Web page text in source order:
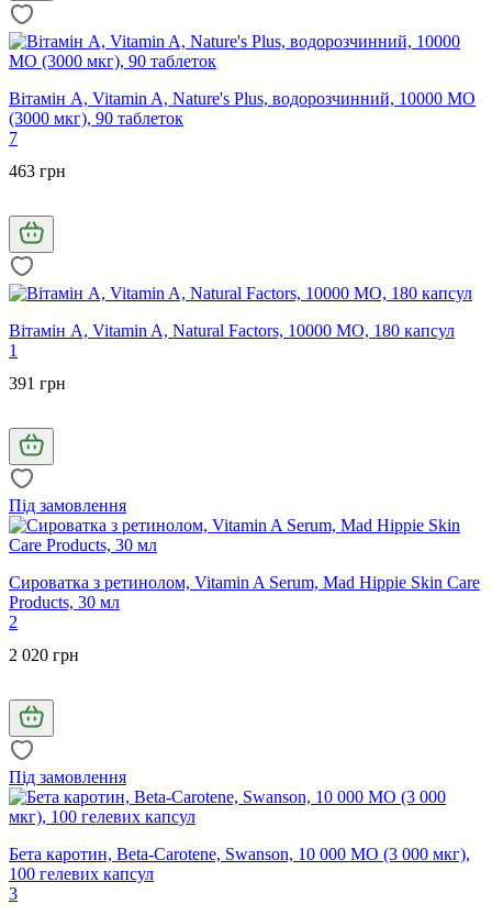
Вітамін А, Vitamin A, Nature's Plus, водорозчинний, 10000 МО
(3000 мкг), 90 таблеток
7
463 грн
Вітамін А, Vitamin A, Natural Factors, 10000 МО, 180 капсул
1
391 грн
Під замовлення
Сироватка з ретинолом, Vitamin A Serum, Mad Hippie Skin Care
Products, 30 мл
2
2 020 грн
Під замовлення
Бета каротин, Beta-Carotene, Swanson, 10 000 МО (3 000 мкг),
100 гелевих капсул
3